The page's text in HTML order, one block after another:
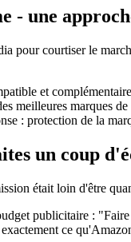
- une
pour courtiser le
et
meilleures marques
: protection de la
un coup
était loin d'être
publicitaire :
ce